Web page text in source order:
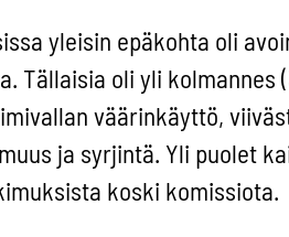
yleisin epäkohta oli
Tällaisia oli yli
väärinkäyttö,
ja syrjintä. Yli puolet
koski komissiota.